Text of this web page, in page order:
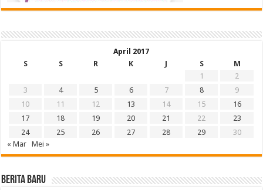
April 2017
S
S R K J S
M
1
2
3
4 5 6 7 8
9
10
11 12 13 14 15
16
17
18 19 20 21 22
23
24
25 26 27 28 29
30
« Mar
Mei »
BERITA BARU